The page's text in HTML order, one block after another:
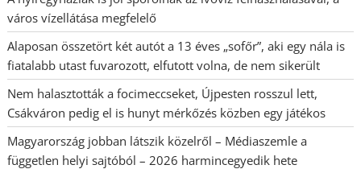
város vízellátása megfelelő
Alaposan összetört két autót a 13 éves „sofőr”, aki egy nála is
fiatalabb utast fuvarozott, elfutott volna, de nem sikerült
Nem halasztották a focimeccseket, Újpesten rosszul lett,
Csákváron pedig el is hunyt mérkőzés közben egy játékos
Magyarország jobban látszik közelről – Médiaszemle a
független helyi sajtóból – 2026 harmincegyedik hete